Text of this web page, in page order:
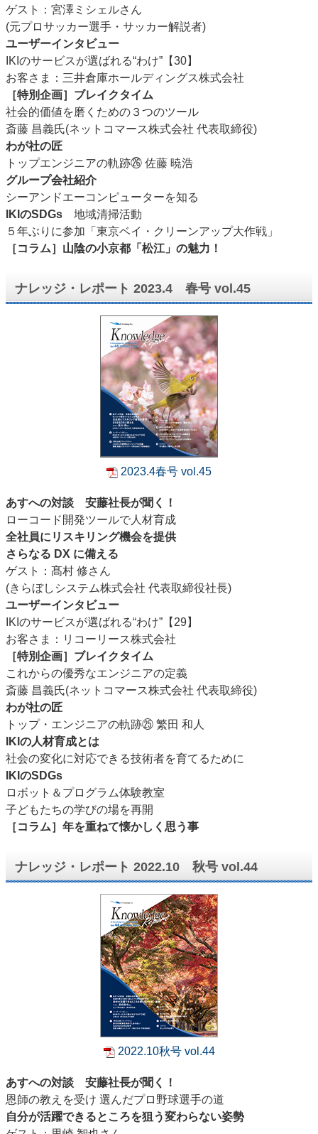
ゲスト：宮澤ミシェルさん
(元プロサッカー選手・サッカー解説者)
ユーザーインタビュー
IKIのサービスが選ばれる“わけ”【30】
お客さま：三井倉庫ホールディングス株式会社
［特別企画］ブレイクタイム
社会的価値を磨くための３つのツール
斎藤 昌義氏(ネットコマース株式会社 代表取締役)
わが社の匠
トップエンジニアの軌跡㉖ 佐藤 暁浩
グループ会社紹介
シーアンドエーコンピューターを知る
IKIのSDGs 地域清掃活動
５年ぶりに参加「東京ベイ・クリーンアップ大作戦」
［コラム］山陰の小京都「松江」の魅力！
ナレッジ・レポート 2023.4 春号 vol.45
2023.4春号 vol.45
あすへの対談 安藤社長が聞く！
ローコード開発ツールで人材育成
全社員にリスキリング機会を提供
さらなる DX に備える
ゲスト：髙村 修さん
(きらぼしシステム株式会社 代表取締役社長)
ユーザーインタビュー
IKIのサービスが選ばれる“わけ”【29】
お客さま：リコーリース株式会社
［特別企画］ブレイクタイム
これからの優秀なエンジニアの定義
斎藤 昌義氏(ネットコマース株式会社 代表取締役)
わが社の匠
トップ・エンジニアの軌跡㉕ 繁田 和人
IKIの人材育成とは
社会の変化に対応できる技術者を育てるために
IKIのSDGs
ロボット＆プログラム体験教室
子どもたちの学びの場を再開
［コラム］年を重ねて懐かしく思う事
ナレッジ・レポート 2022.10 秋号 vol.44
2022.10秋号 vol.44
あすへの対談 安藤社長が聞く！
恩師の教えを受け 選んだプロ野球選手の道
自分が活躍できるところを狙う変わらない姿勢